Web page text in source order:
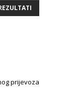
prijevoza